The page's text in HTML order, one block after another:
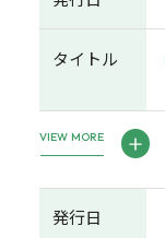
タイトル
VIEW MORE
発行日